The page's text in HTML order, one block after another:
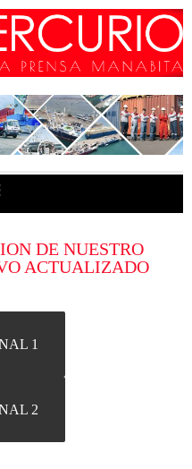
DE NUESTRO
ACTUALIZADO
1
2